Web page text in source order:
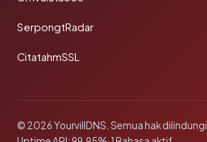
SerpongtRadar
CitatahmSSL
© 2026 YourvillDNS. Semua hak dilindungi.